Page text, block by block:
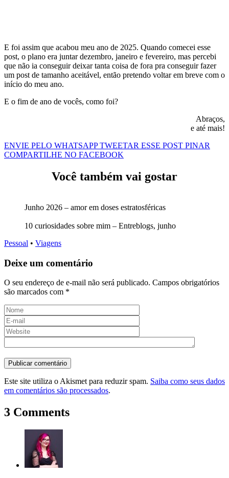
E foi assim que acabou meu ano de 2025. Quando comecei esse
post, o plano era juntar dezembro, janeiro e fevereiro, mas percebi
que não ia conseguir deixar tanta coisa de fora pra conseguir fazer
um post de tamanho aceitável, então pretendo voltar em breve com o
início do meu ano.
E o fim de ano de vocês, como foi?
Abraços,
e até mais!
ENVIE PELO WHATSAPPTWEETAR ESSE POST PINAR
COMPARTILHE NO FACEBOOK
Você também vai gostar
Junho 2026 – amor em doses estratosféricas
10 curiosidades sobre mim – Entreblogs, junho
Pessoal • Viagens
Deixe um comentário
O seu endereço de e-mail não será publicado. Campos obrigatórios
são marcados com *
Este site utiliza o Akismet para reduzir spam. Saiba como seus dados
em comentários são processados.
3 Comments